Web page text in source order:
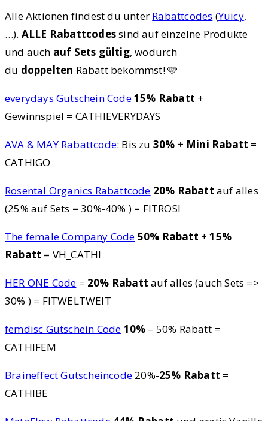
Alle Aktionen findest du unter Rabattcodes (Yuicy,
…). ALLE Rabattcodessind auf einzelne Produkte
und auch auf Sets gültig, wodurch
du doppelten Rabatt bekommst! 🩷
everydays Gutschein Code15% Rabatt +
Gewinnspiel = CATHIEVERYDAYS
AVA & MAY Rabattcode: Bis zu 30% + Mini Rabatt =
CATHIGO
Rosental Organics Rabattcode 20% Rabatt auf alles
(25% auf Sets = 30%-40% ) = FITROSI
The female Company Code 50% Rabatt +15%
Rabatt = VH_CATHI
HER ONE Code = 20% Rabatt auf alles (auch Sets =>
30% ) = FITWELTWEIT
femdisc Gutschein Code 10% – 50% Rabatt =
CATHIFEM
Braineffect Gutscheincode 20%-25% Rabatt =
CATHIBE